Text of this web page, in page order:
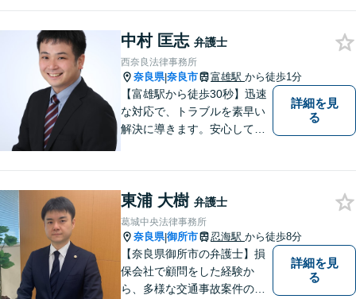
身近な弁護士を目指していま
す。
中村 匡志 弁護士
西奈良法律事務所
奈良県|奈良市 富雄駅 から徒歩1分
【富雄駅から徒歩30秒】迅速
な対応で、トラブルを素早い
解決に導きます。安心して話
続・遺言・交通事故・借金・
債務整理などはお任せくださ
い。
詳細を見
る
東浦 大樹 弁護士
葛城中央法律事務所
奈良県|御所市 忍海駅 から徒歩8分
【奈良県御所市の弁護士】損
保会社で顧問をした経験か
ら、多様な交通事故案件の対
詳細を見
る